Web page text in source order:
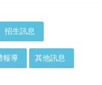
招生訊息
報導 其他訊息